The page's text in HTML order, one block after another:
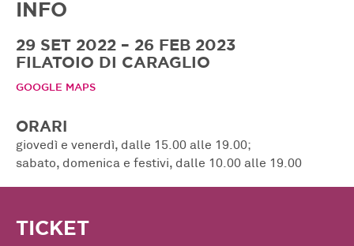
INFO
29 SET 2022 – 26 FEB 2023
FILATOIO DI CARAGLIO
GOOGLE MAPS
ORARI
giovedì e venerdì, dalle 15.00 alle 19.00;
sabato, domenica e festivi, dalle 10.00 alle 19.00
TICKET